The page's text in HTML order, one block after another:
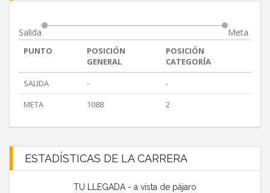
Salida Meta
PUNTO
POSICIÓN
GENERAL
POSICIÓN
CATEGORÍA
SALIDA
-
-
META
1088 2
ESTADÍSTICAS DE LA CARRERA
TU LLEGADA - a vista de pájaro